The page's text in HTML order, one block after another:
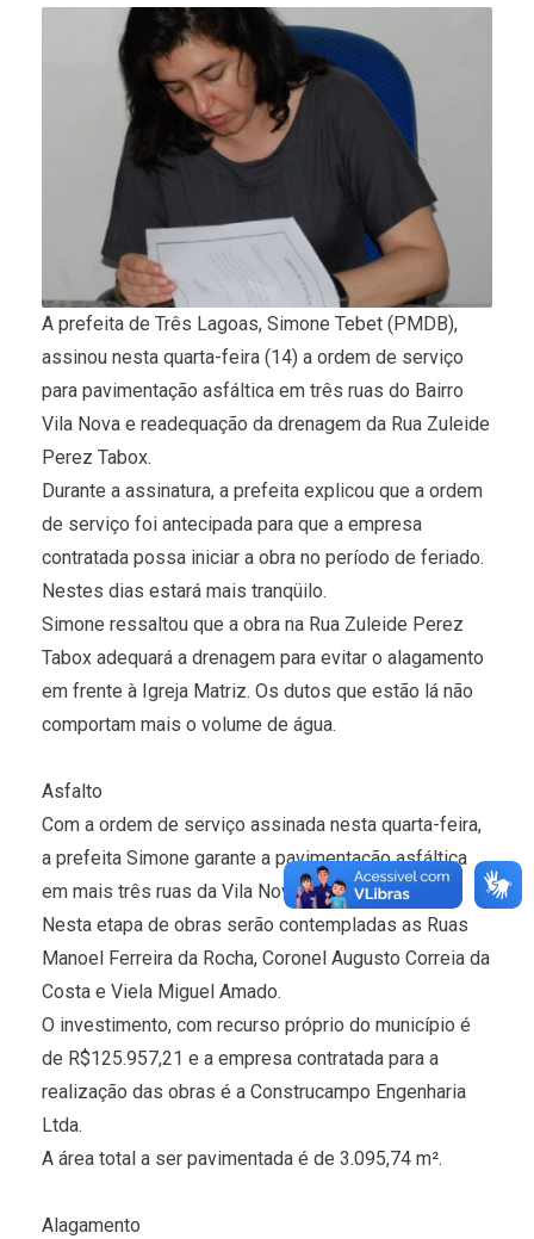
A prefeita de Três Lagoas, Simone Tebet (PMDB),
assinou nesta quarta-feira (14) a ordem de serviço
para pavimentação asfáltica em três ruas do Bairro
Vila Nova e readequação da drenagem da Rua Zuleide
Perez Tabox.
Durante a assinatura, a prefeita explicou que a ordem
de serviço foi antecipada para que a empresa
contratada possa iniciar a obra no período de feriado.
Nestes dias estará mais tranqüilo.
Simone ressaltou que a obra na Rua Zuleide Perez
Tabox adequará a drenagem para evitar o alagamento
em frente à Igreja Matriz. Os dutos que estão lá não
comportam mais o volume de água.
Asfalto
Com a ordem de serviço assinada nesta quarta-feira,
a prefeita Simone garante a pavimentação asfáltica
em mais três ruas da Vila Nova.
Nesta etapa de obras serão contempladas as Ruas
Manoel Ferreira da Rocha, Coronel Augusto Correia da
Costa e Viela Miguel Amado.
O investimento, com recurso próprio do município é
de R$125.957,21 e a empresa contratada para a
realização das obras é a Construcampo Engenharia
Ltda.
A área total a ser pavimentada é de 3.095,74 m².
Alagamento